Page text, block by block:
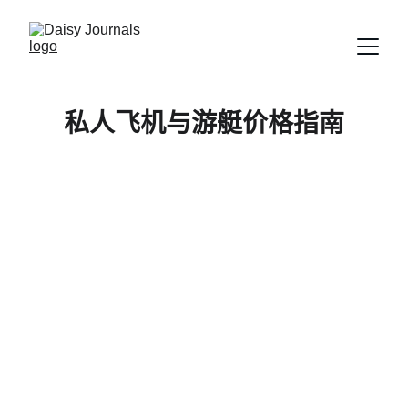
私人飞机与游艇价格指南